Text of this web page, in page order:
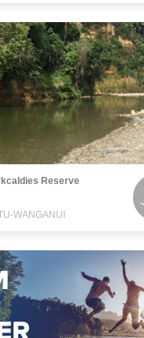
Reserve
WANGANUI